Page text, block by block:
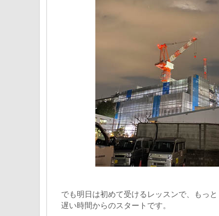
でも明日は初めて受けるレッスンで、もっと
遅い時間からのスタートです。